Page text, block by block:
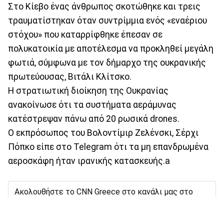
Στο Κίεβο ένας άνθρωπος σκοτώθηκε και τρεις
τραυματίστηκαν όταν συντρίμμια ενός «εναέριου
στόχου» που καταρρίφθηκε έπεσαν σε
πολυκατοικία με αποτέλεσμα να προκληθεί μεγάλη
φωτιά, σύμφωνα με τον δήμαρχο της ουκρανικής
πρωτεύουσας, Βιτάλι Κλίτσκο.
Η στρατιωτική διοίκηση της Ουκρανίας
ανακοίνωσε ότι τα συστήματα αεράμυνας
κατέστρεψαν πάνω από 20 ρωσικά drones.
Ο εκπρόσωπος του Βολοντίμιρ Ζελένσκι, Σέρχι
Πόπκο είπε στο Telegram ότι τα μη επανδρωμένα
αεροσκάφη ήταν ιρανικής κατασκευής.a
Ακολουθήστε το CNN Greece στο κανάλι μας στο